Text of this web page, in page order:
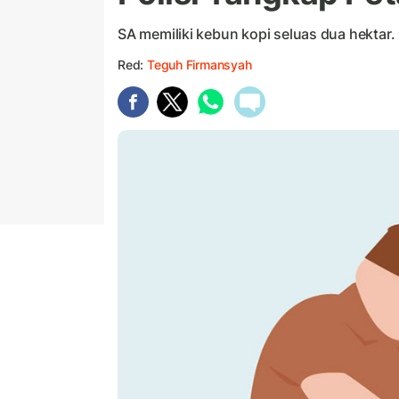
SA memiliki kebun kopi seluas dua hektar.
Red: Teguh Firmansyah